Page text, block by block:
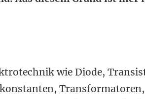
wie Diode,